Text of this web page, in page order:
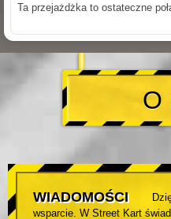
Ta przejażdżka to ostateczne
O
WIADOMOŚCI
wsparcie. W Street Kart